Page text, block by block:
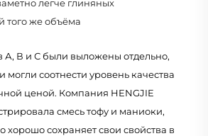
легче глиняных
того же объёма
А, В и С были выложены отдельно,
могли соотнести уровень качества
ценой. Компания HENGJIE
смесь тофу и маниоки,
хорошо сохраняет свои свойства в